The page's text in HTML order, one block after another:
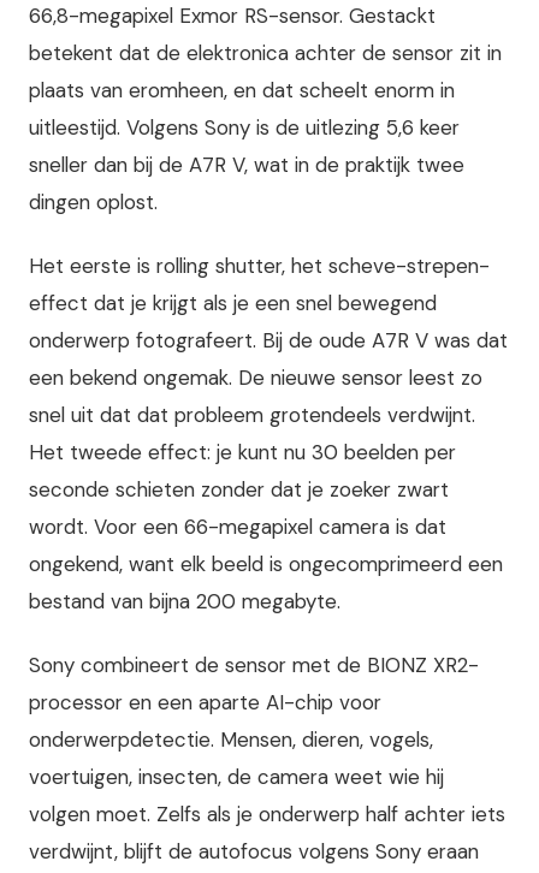
66,8-megapixel Exmor RS-sensor. Gestackt
betekent dat de elektronica achter de sensor zit in
plaats van eromheen, en dat scheelt enorm in
uitleestijd. Volgens Sony is de uitlezing 5,6 keer
sneller dan bij de A7R V, wat in de praktijk twee
dingen oplost.
Het eerste is rolling shutter, het scheve-strepen-
effect dat je krijgt als je een snel bewegend
onderwerp fotografeert. Bij de oude A7R V was dat
een bekend ongemak. De nieuwe sensor leest zo
snel uit dat dat probleem grotendeels verdwijnt.
Het tweede effect: je kunt nu 30 beelden per
seconde schieten zonder dat je zoeker zwart
wordt. Voor een 66-megapixel camera is dat
ongekend, want elk beeld is ongecomprimeerd een
bestand van bijna 200 megabyte.
Sony combineert de sensor met de BIONZ XR2-
processor en een aparte AI-chip voor
onderwerpdetectie. Mensen, dieren, vogels,
voertuigen, insecten, de camera weet wie hij
volgen moet. Zelfs als je onderwerp half achter iets
verdwijnt, blijft de autofocus volgens Sony eraan